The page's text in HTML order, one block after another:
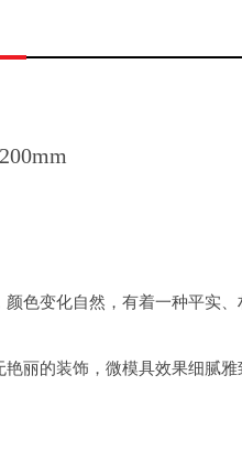
色变化自然，有着一种平实、
丽的装饰，微模具效果细腻